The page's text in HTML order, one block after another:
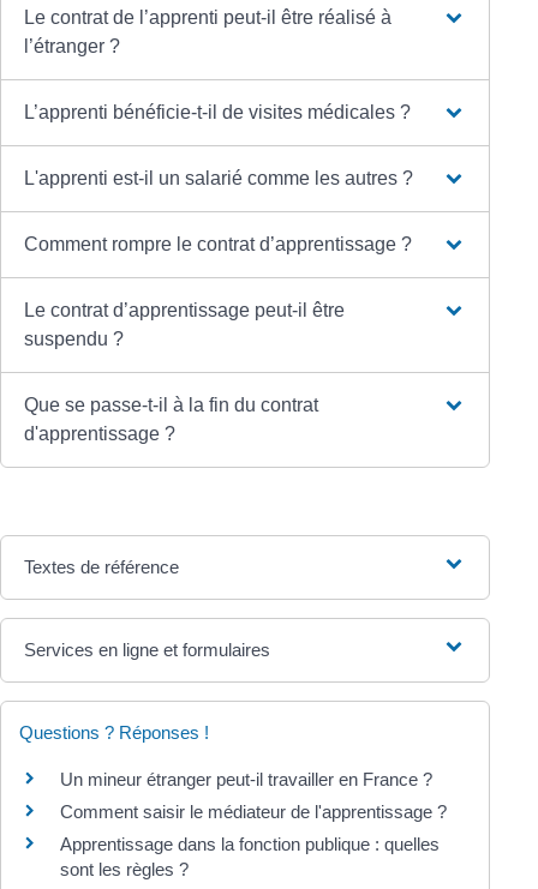
Le contrat de l’apprenti peut-il être réalisé à
l’étranger ?
L’apprenti bénéficie-t-il de visites médicales ?
L'apprenti est-il un salarié comme les autres ?
Comment rompre le contrat d’apprentissage ?
Le contrat d’apprentissage peut-il être
suspendu ?
Que se passe-t-il à la fin du contrat
d'apprentissage ?
Textes de référence
Services en ligne et formulaires
Questions ? Réponses !
Un mineur étranger peut-il travailler en France ?
Comment saisir le médiateur de l'apprentissage ?
Apprentissage dans la fonction publique : quelles
sont les règles ?